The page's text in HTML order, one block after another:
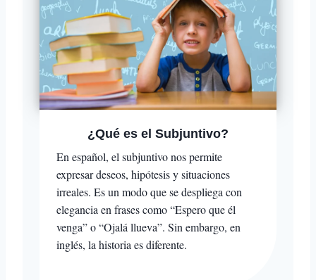
¿Qué es el Subjuntivo?
En español, el subjuntivo nos permite
expresar deseos, hipótesis y situaciones
irreales. Es un modo que se despliega con
elegancia en frases como “Espero que él
venga” o “Ojalá llueva”. Sin embargo, en
inglés, la historia es diferente.